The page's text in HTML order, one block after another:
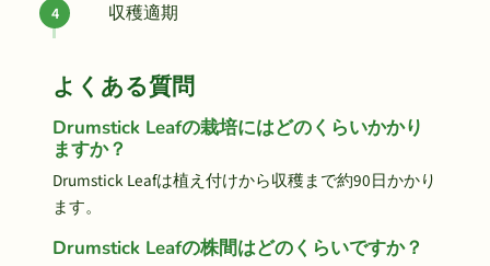
収穫適期
よくある質問
Drumstick Leafの栽培にはどのくらいかかり
ますか？
Drumstick Leafは植え付けから収穫まで約90日かかり
ます。
Drumstick Leafの株間はどのくらいですか？